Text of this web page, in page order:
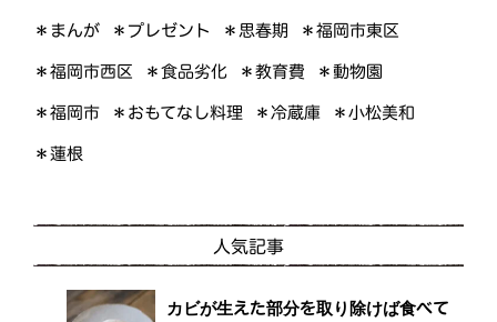
＊まんが ＊プレゼント ＊思春期 ＊福岡市東区
＊福岡市西区 ＊食品劣化 ＊教育費 ＊動物園
＊福岡市 ＊おもてなし料理 ＊冷蔵庫 ＊小松美和
＊蓮根
人気記事
カビが生えた部分を取り除けば食べて